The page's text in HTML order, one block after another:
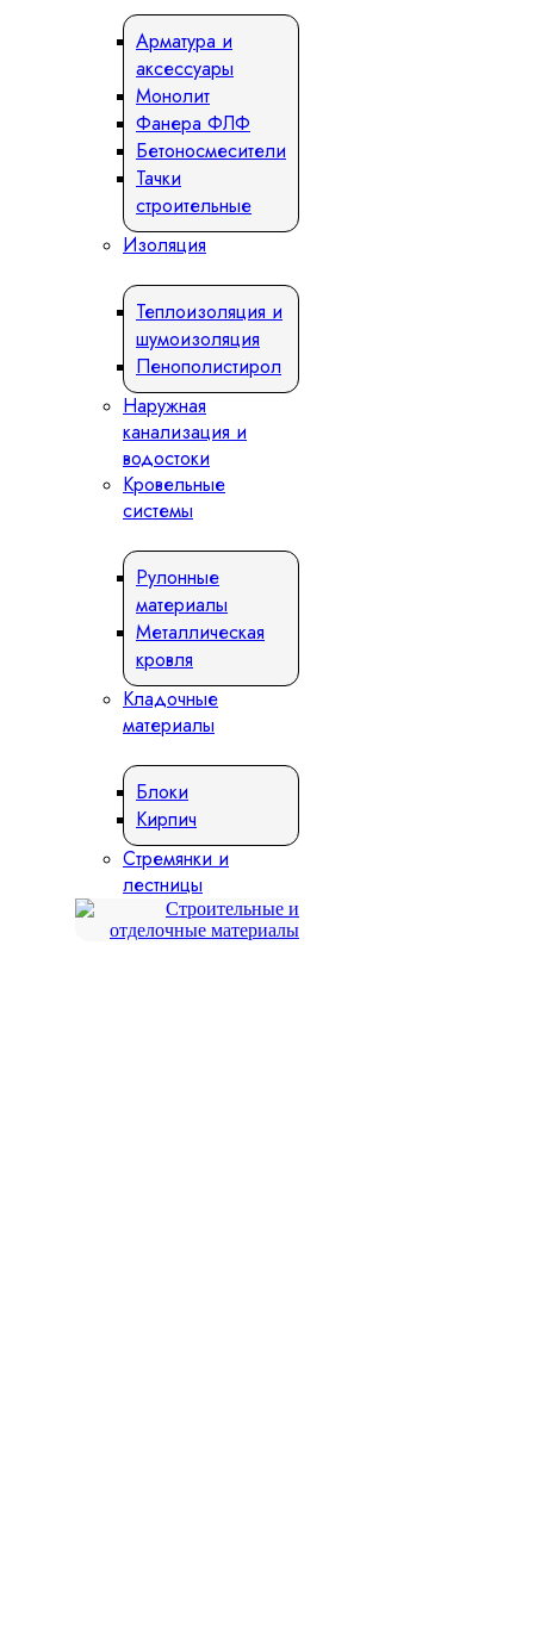
Арматура и
аксессуары
Монолит
Фанера ФЛФ
Бетоносмесители
Тачки
строительные
Изоляция
Теплоизоляция и
шумоизоляция
Пенополистирол
Наружная
канализация и
водостоки
Кровельные
системы
Рулонные
материалы
Металлическая
кровля
Кладочные
материалы
Блоки
Кирпич
Стремянки и
лестницы